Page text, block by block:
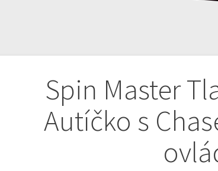
Spin Master
Autíčko s
Nawigacja
wpisu